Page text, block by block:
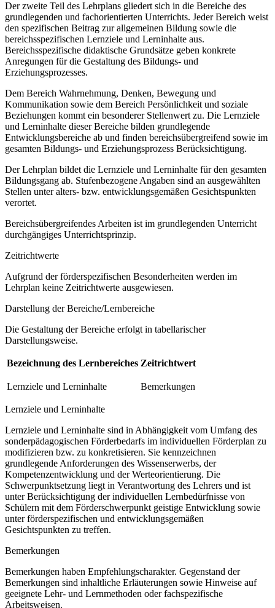
Der zweite Teil des Lehrplans gliedert sich in die Bereiche des
grundlegenden und fachorientierten Unterrichts. Jeder Bereich weist
den spezifischen Beitrag zur allgemeinen Bildung sowie die
bereichsspezifischen Lernziele und Lerninhalte aus.
Bereichsspezifische didaktische Grundsätze geben konkrete
Anregungen für die Gestaltung des Bildungs- und
Erziehungsprozesses.
Dem Bereich Wahrnehmung, Denken, Bewegung und
Kommunikation sowie dem Bereich Persönlichkeit und soziale
Beziehungen kommt ein besonderer Stellenwert zu. Die Lernziele
und Lerninhalte dieser Bereiche bilden grundlegende
Entwicklungsbereiche ab und finden bereichsübergreifend sowie im
gesamten Bildungs- und Erziehungsprozess Berücksichtigung.
Der Lehrplan bildet die Lernziele und Lerninhalte für den gesamten
Bildungsgang ab. Stufenbezogene Angaben sind an ausgewählten
Stellen unter alters- bzw. entwicklungsgemäßen Gesichtspunkten
verortet.
Bereichsübergreifendes Arbeiten ist im grundlegenden Unterricht
durchgängiges Unterrichtsprinzip.
Zeitrichtwerte
Aufgrund der förderspezifischen Besonderheiten werden im
Lehrplan keine Zeitrichtwerte ausgewiesen.
Darstellung der Bereiche/Lernbereiche
Die Gestaltung der Bereiche erfolgt in tabellarischer
Darstellungsweise.
Bezeichnung des Lernbereiches Zeitrichtwert
Lernziele und Lerninhalte Bemerkungen
Lernziele und Lerninhalte
Lernziele und Lerninhalte sind in Abhängigkeit vom Umfang des
sonderpädagogischen Förderbedarfs im individuellen Förderplan zu
modifizieren bzw. zu konkretisieren. Sie kennzeichnen
grundlegende Anforderungen des Wissenserwerbs, der
Kompetenzentwicklung und der Werteorientierung. Die
Schwerpunktsetzung liegt in Verantwortung des Lehrers und ist
unter Berücksichtigung der individuellen Lernbedürfnisse von
Schülern mit dem Förderschwerpunkt geistige Entwicklung sowie
unter förderspezifischen und entwicklungsgemäßen
Gesichtspunkten zu treffen.
Bemerkungen
Bemerkungen haben Empfehlungscharakter. Gegenstand der
Bemerkungen sind inhaltliche Erläuterungen sowie Hinweise auf
geeignete Lehr- und Lernmethoden oder fachspezifische
Arbeitsweisen.